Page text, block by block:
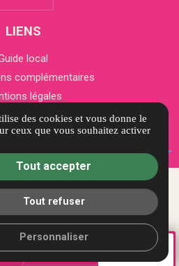
LIENS
local
complémentaires
légales
de confidentialité
des cookies
des cookies et vous donne le
ceux que vous souhaitez activer
Tout accepter
Tout refuser
Personnaliser